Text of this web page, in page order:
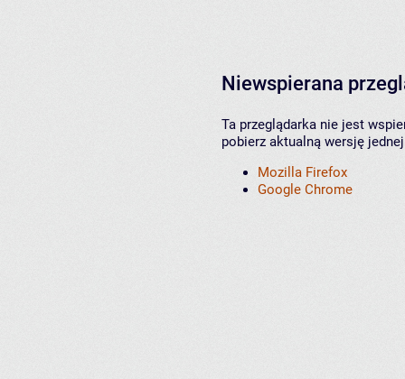
Niewspierana
Ta przeglądarka nie jest
pobierz aktualną wersję
Mozilla Firefox
Google Chrome